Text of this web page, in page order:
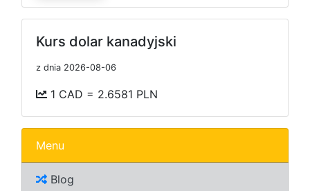
Kurs dolar kanadyjski
z dnia 2026-08-06
1 CAD = 2.6581 PLN
Menu
Blog